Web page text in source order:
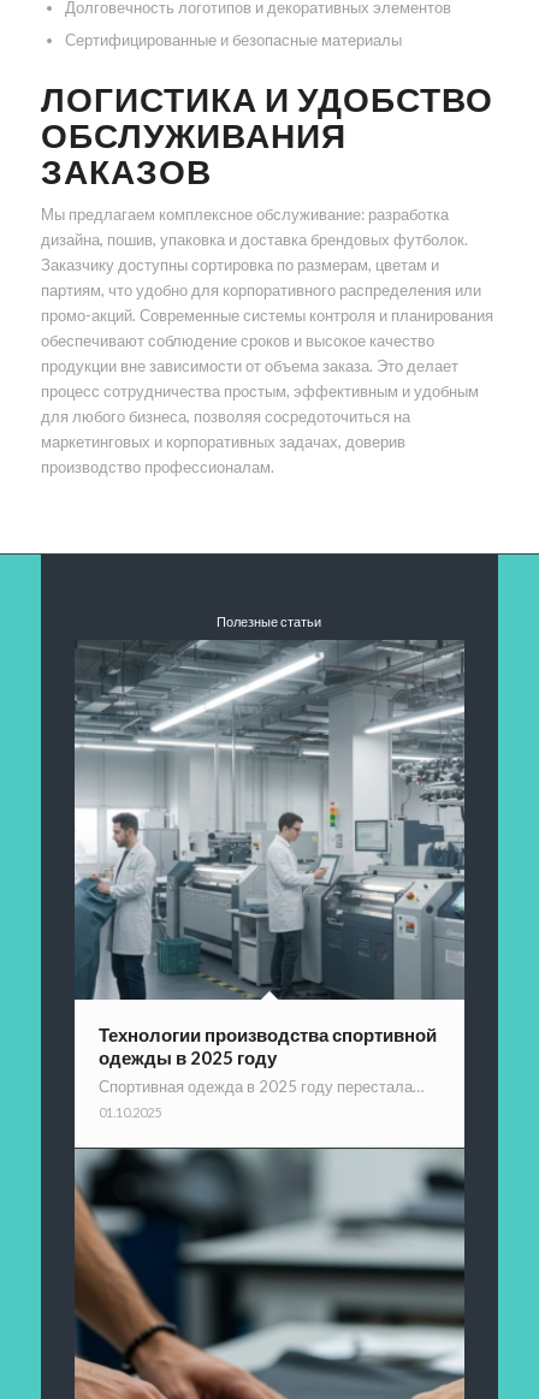
Долговечность логотипов и декоративных элементов
Сертифицированные и безопасные материалы
ЛОГИСТИКА И УДОБСТВО
ОБСЛУЖИВАНИЯ
ЗАКАЗОВ
Мы предлагаем комплексное обслуживание: разработка
дизайна, пошив, упаковка и доставка брендовых футболок.
Заказчику доступны сортировка по размерам, цветам и
партиям, что удобно для корпоративного распределения или
промо-акций. Современные системы контроля и планирования
обеспечивают соблюдение сроков и высокое качество
продукции вне зависимости от объема заказа. Это делает
процесс сотрудничества простым, эффективным и удобным
для любого бизнеса, позволяя сосредоточиться на
маркетинговых и корпоративных задачах, доверив
производство профессионалам.
Полезные статьи
Технологии производства спортивной
одежды в 2025 году
Спортивная одежда в 2025 году перестала…
01.10.2025